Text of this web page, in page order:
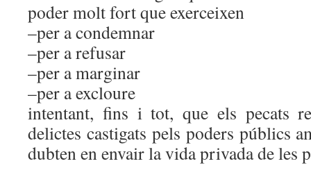
poder molt fort que exerceixen
–per a condemnar
–per a refusar
–per a marginar
–per a excloure
intentant, fins i tot, que els pecats
delictes castigats pels poders públics
dubten en envair la vida privada de les